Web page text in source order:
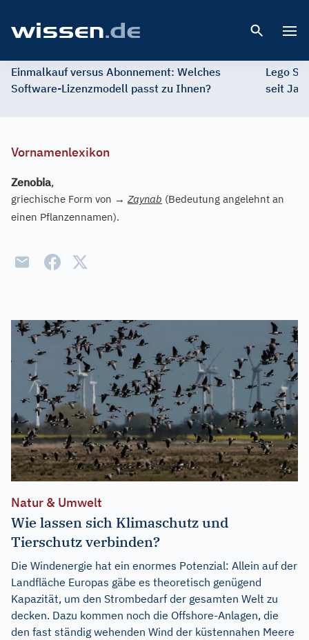
Einmalkauf versus Abonnement: Welches
Software-Lizenzmodell passt zu Ihnen?
Lego
seit
Vornamenlexikon
Zenobia,
griechische Form von →Zaynab (Bedeutung angelehnt an
einen Pflanzennamen).
Natur & Umwelt
Wie lassen sich Klimaschutz und
Tierschutz verbinden?
Die Windenergie hat ein enormes Potenzial: Allein auf der
Landfläche Europas gäbe es theoretisch genügend
Kapazität, um den Strombedarf der gesamten Welt zu
decken. Dazu kommen noch die Offshore-Anlagen, die
den fast ständig wehenden Wind der küstennahen Meere